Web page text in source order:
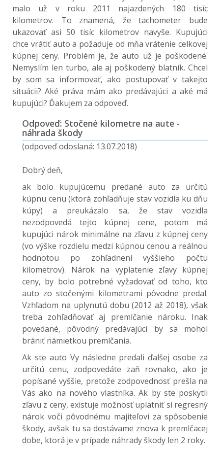
malo už v roku 2011 najazdených 180 tisíc
kilometrov. To znamená, že tachometer bude
ukazovať asi 50 tisíc kilometrov navyše. Kupujúci
chce vrátiť auto a požaduje od mňa vrátenie celkovej
kúpnej ceny. Problém je, že auto už je poškodené.
Nemyslím len turbo, ale aj poškodený blatník. Chcel
by som sa informovať, ako postupovať v takejto
situácii? Aké práva mám ako predávajúci a aké má
kupujúci? Ďakujem za odpoveď.
Odpoveď: Stočené kilometre na aute -
náhrada škody
(odpoveď odoslaná: 13.07.2018)
Dobrý deň,
ak bolo kupujúcemu predané auto za určitú
kúpnu cenu (ktorá zohľadňuje stav vozidla ku dňu
kúpy) a preukázalo sa, že stav vozidla
nezodpovedá tejto kúpnej cene, potom má
kupujúci nárok minimálne na zľavu z kúpnej ceny
(vo výške rozdielu medzi kúpnou cenou a reálnou
hodnotou po zohľadnení vyššieho počtu
kilometrov). Nárok na vyplatenie zľavy kúpnej
ceny, by bolo potrebné vyžadovať od toho, kto
auto zo stočenými kilometrami pôvodne predal.
Vzhľadom na uplynutú dobu (2012 až 2018), však
treba zohľadňovať aj premlčanie nároku. Inak
povedané, pôvodný predávajúci by sa mohol
brániť námietkou premlčania.
Ak ste auto Vy následne predali ďalšej osobe za
určitú cenu, zodpovedáte zaň rovnako, ako je
popísané vyššie, pretože zodpovednosť prešla na
Vás ako na nového vlastníka. Ak by ste poskytli
zľavu z ceny, existuje možnosť uplatniť si regresný
nárok voči pôvodnému majiteľovi za spôsobenie
škody, avšak tu sa dostávame znova k premlčacej
dobe, ktorá je v prípade náhrady škody len 2 roky.